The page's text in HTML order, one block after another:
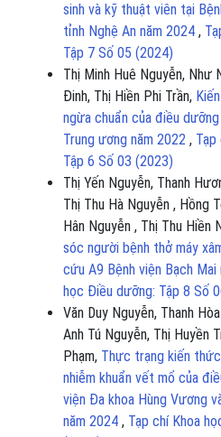
sinh và kỹ thuật viên tại
tỉnh Nghệ An năm 2024 ,
Tập 7 Số 05 (2024)
Thị Minh Huê Nguyễn, Như
Đinh, Thị Hiền Phi Trần,
ngừa chuẩn của điều
Trung ương năm 2022 ,
Tập 6 Số 03 (2023)
Thị Yến Nguyễn, Thanh
Thị Thu Hà Nguyễn , Hồng
Hân Nguyễn , Thị Thu Hiền
sóc người bệnh thở máy
cứu A9 Bệnh viện Bạch Mai
học Điều dưỡng: Tập 8 Số
Văn Duy Nguyễn, Thanh
Anh Tú Nguyễn, Thị Huyền
Phạm, Thực trạng kiến
nhiễm khuẩn vết mổ của
viện Đa khoa Hùng Vương
năm 2024 , Tạp chí Khoa